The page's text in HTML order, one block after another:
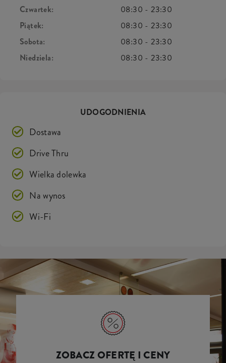
Czwartek:
08:30 -23:30
Piątek:
08:30 -23:30
Sobota:
08:30 -23:30
Niedziela:
08:30 -23:30
UDOGODNIENIA
Dostawa
Drive Thru
Wielka dolewka
Na wynos
Wi-Fi
ZOBACZ OFERTĘ I CENY